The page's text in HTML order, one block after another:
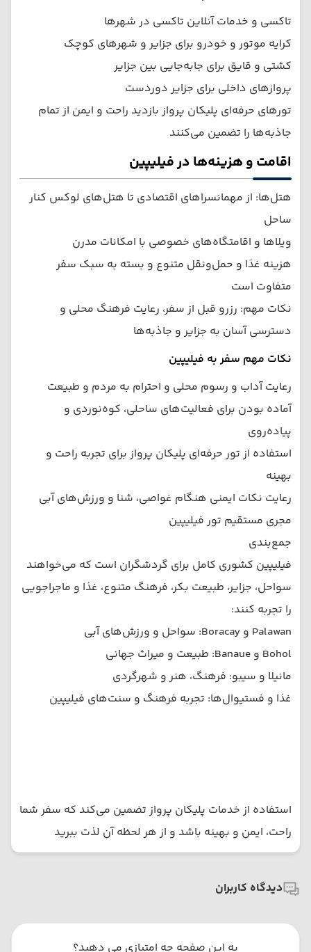
تاکسی و خدمات آنلاین تاکسی در شهرها
کرایه موتور و خودرو برای جزایر و شهرهای کوچک
کشتی و قایق برای جابه‌جایی بین جزایر
پروازهای داخلی برای جزایر دوردست
تورهای حرفه‌ای پلیکان پرواز بازدید راحت و ایمن از تمام
جاذبه‌ها را تضمین می‌کنند
اقامت و هزینه‌ها در فیلیپین
هتل‌ها: از مهمانسراهای اقتصادی تا هتل‌های لوکس کنار
ساحل
ویلاها و اقامتگاه‌های خصوصی با امکانات مدرن
هزینه غذا و حمل‌ونقل متنوع و بسته به سبک سفر
متفاوت است
نکات مهم: رزرو قبل از سفر، رعایت فرهنگ محلی و
دسترسی آسان به جزایر و جاذبه‌ها
نکات مهم سفر به فیلیپین
رعایت آداب و رسوم محلی و احترام به مردم و طبیعت
آماده بودن برای فعالیت‌های ساحلی، کوه‌نوردی و
پیاده‌روی
استفاده از تور حرفه‌ای پلیکان پرواز برای تجربه راحت و
بهینه
رعایت نکات ایمنی هنگام غواصی، شنا و ورزش‌های آبی
مجری مستقیم تور فیلیپین
جمع‌بندی
فیلیپین کشوری کامل برای گردشگران است که می‌خواهند
سواحل، جزایر، طبیعت بکر، فرهنگ متنوع، غذا و ماجراجویی
را تجربه کنند:
Palawan و Boracay: سواحل و ورزش‌های آبی
Bohol و Banaue: طبیعت و میراث جهانی
مانیلا و سیبو: فرهنگ، هنر و شهرگردی
غذا و فستیوال‌ها: تجربه فرهنگ و سنت‌های فیلیپین
استفاده از خدمات پلیکان پرواز تضمین می‌کند که سفر شما
راحت، ایمن و بهینه باشد و از هر لحظه آن لذت ببرید
دیدگاه کاربران
به این صفحه چه امتیازی می دهید؟